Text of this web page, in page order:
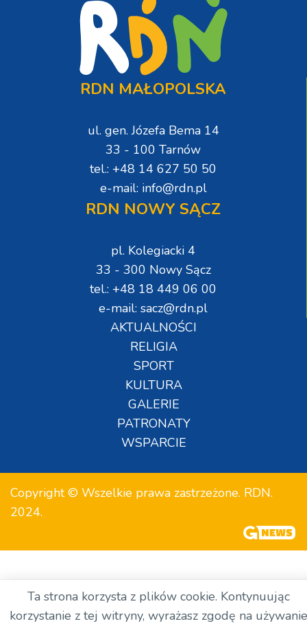
RDN MAŁOPOLSKA
ul. gen. Józefa Bema 14
33 - 100 Tarnów
tel.: +48 14 627 50 50
e-mail: info@rdn.pl
RDN NOWY SĄCZ
pl. Kolegiacki 4
33 - 300 Nowy Sącz
tel.: +48 18 449 06 00
e-mail: sacz@rdn.pl
AKTUALNOŚCI
RELIGIA
SPORT
KULTURA
GALERIE
PATRONATY
WSPARCIE
Copyright © Wszelkie prawa zastrzeżone. RDN.
2024.
Ta strona korzysta z plików cookie. Kontynuując
korzystanie z tej witryny, wyrażasz zgodę na używanie